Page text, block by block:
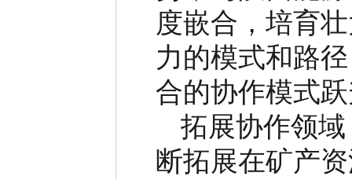
度嵌合，培育
力的模式和路
合的协作模式
拓展协作领
断拓展在矿产